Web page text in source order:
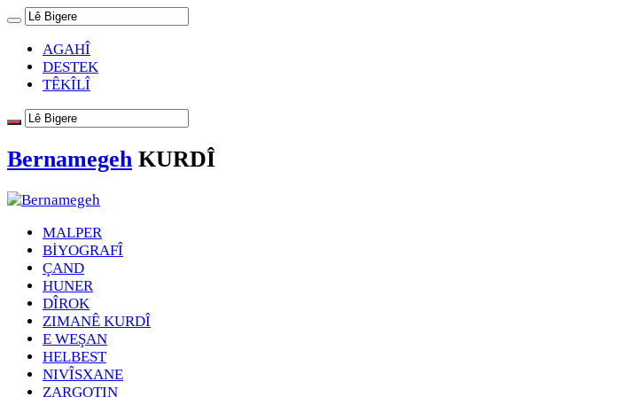
AGAHÎ
DESTEK
TÊKÎLÎ
Bernamegeh KURDÎ
MALPER
BİYOGRAFÎ
ÇAND
HUNER
DÎROK
ZIMANÊ KURDÎ
E WEŞAN
HELBEST
NIVÎSXANE
ZARGOTIN